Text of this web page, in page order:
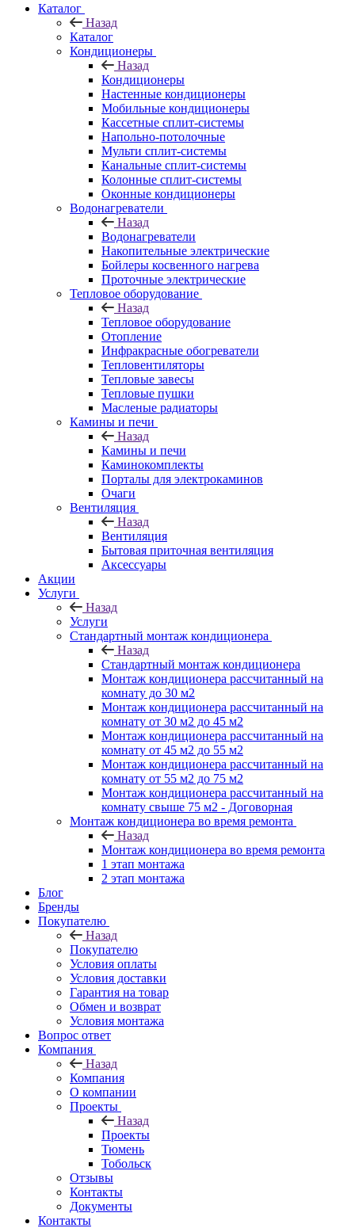
Каталог
Назад
Каталог
Кондиционеры
Назад
Кондиционеры
Настенные кондиционеры
Мобильные кондиционеры
Кассетные сплит-системы
Напольно-потолочные
Мульти сплит-системы
Канальные сплит-системы
Колонные сплит-системы
Оконные кондиционеры
Водонагреватели
Назад
Водонагреватели
Накопительные электрические
Бойлеры косвенного нагрева
Проточные электрические
Тепловое оборудование
Назад
Тепловое оборудование
Отопление
Инфракрасные обогреватели
Тепловентиляторы
Тепловые завесы
Тепловые пушки
Масленые радиаторы
Камины и печи
Назад
Камины и печи
Каминокомплекты
Порталы для электрокаминов
Очаги
Вентиляция
Назад
Вентиляция
Бытовая приточная вентиляция
Аксессуары
Акции
Услуги
Назад
Услуги
Стандартный монтаж кондиционера
Назад
Стандартный монтаж кондиционера
Монтаж кондиционера рассчитанный на
комнату до 30 м2
Монтаж кондиционера рассчитанный на
комнату от 30 м2 до 45 м2
Монтаж кондиционера рассчитанный на
комнату от 45 м2 до 55 м2
Монтаж кондиционера рассчитанный на
комнату от 55 м2 до 75 м2
Монтаж кондиционера рассчитанный на
комнату свыше 75 м2 - Договорная
Монтаж кондиционера во время ремонта
Назад
Монтаж кондиционера во время ремонта
1 этап монтажа
2 этап монтажа
Блог
Бренды
Покупателю
Назад
Покупателю
Условия оплаты
Условия доставки
Гарантия на товар
Обмен и возврат
Условия монтажа
Вопрос ответ
Компания
Назад
Компания
О компании
Проекты
Назад
Проекты
Тюмень
Тобольск
Отзывы
Контакты
Документы
Контакты